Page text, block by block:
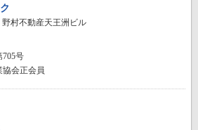
村不動産天王洲ビル
号
会正会員